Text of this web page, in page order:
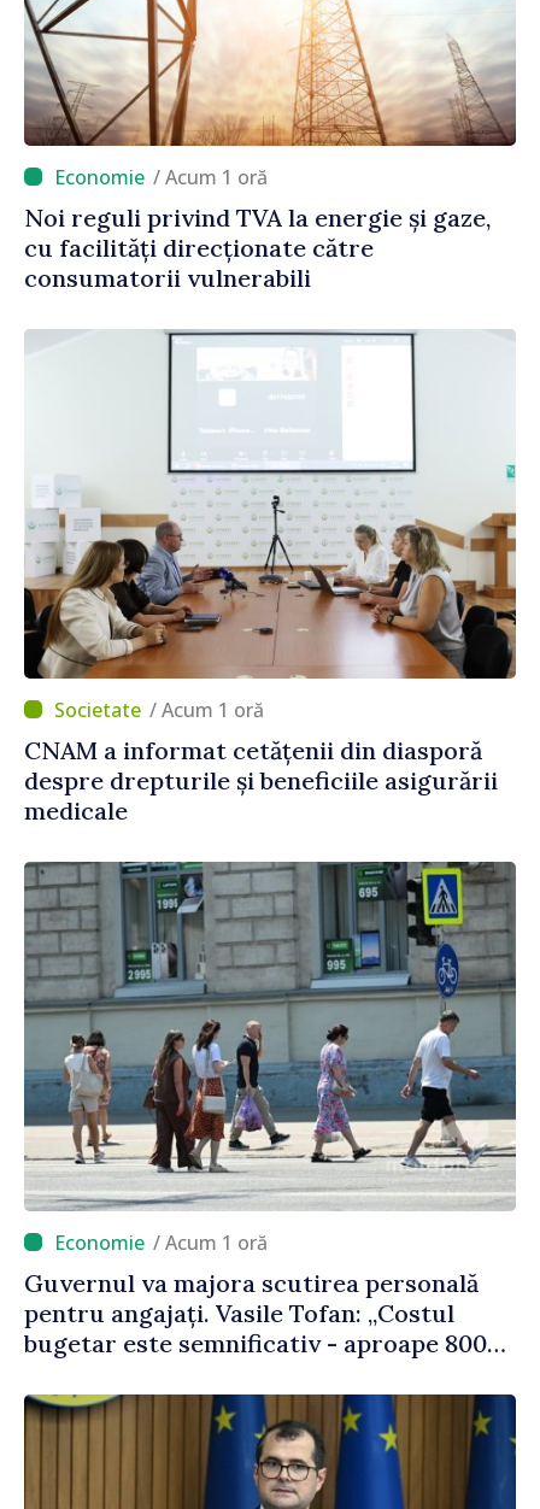
/ Acum 1 oră
Noi reguli privind TVA la energie și gaze,
cu facilități direcționate către
consumatorii vulnerabili
/ Acum 1 oră
CNAM a informat cetățenii din diasporă
despre drepturile și beneficiile asigurării
medicale
/ Acum 1 oră
Guvernul va majora scutirea personală
pentru angajați. Vasile Tofan: „Costul
bugetar este semnificativ - aproape 800
oamenilor”